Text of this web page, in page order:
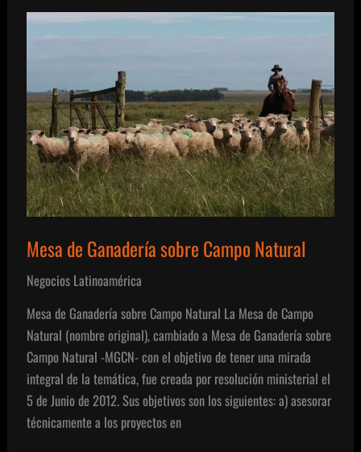
Natural
2023
Mesa de Ganadería sobre Campo Natural
Negocios Latinoamérica
Mesa de Ganadería sobre Campo Natural La Mesa de Campo
Natural (nombre original), cambiado a Mesa de Ganadería sobre
Campo Natural -MGCN- con el objetivo de tener una mirada
integral de la temática, fue creada por resolución ministerial el
5 de Junio de 2012. Sus objetivos son los siguientes: a) asesorar
técnicamente a los proyectos en